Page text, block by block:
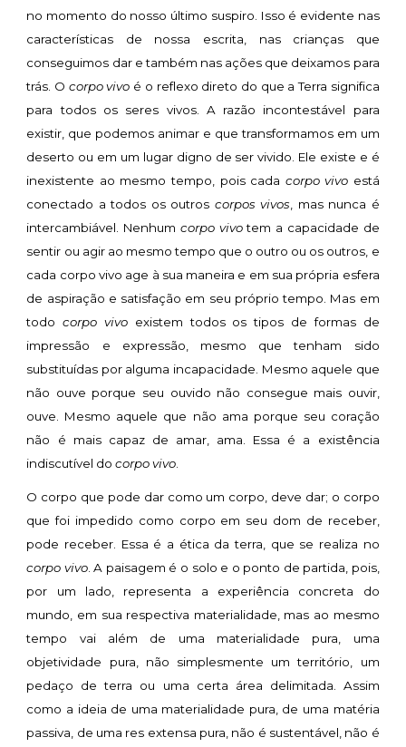
no momento do nosso último suspiro. Isso é evidente nas
características de nossa escrita, nas crianças que
conseguimos dar e também nas ações que deixamos para
trás. O corpo vivo é o reflexo direto do que a Terra significa
para todos os seres vivos. A razão incontestável para
existir, que podemos animar e que transformamos em um
deserto ou em um lugar digno de ser vivido. Ele existe e é
inexistente ao mesmo tempo, pois cada corpo vivo está
conectado a todos os outros corpos vivos , mas nunca é
intercambiável. Nenhum corpo vivotem a capacidade de
sentir ou agir ao mesmo tempo que o outro ou os outros, e
cada corpo vivo age à sua maneira e em sua própria esfera
de aspiração e satisfação em seu próprio tempo. Mas em
todocorpo vivo existem todos os tipos de formas de
impressão e expressão, mesmo que tenham sido
substituídas por alguma incapacidade. Mesmo aquele que
não ouve porque seu ouvido não consegue mais ouvir,
ouve. Mesmo aquele que não ama porque seu coração
não é mais capaz de amar, ama. Essa é a existência
indiscutível docorpo vivo
O corpo que pode dar como um corpo, deve dar; o corpo
que foi impedido como corpo em seu dom de receber,
pode receber. Essa é a ética da terra, que se realiza no
corpo vivo. A paisagem é o solo e o ponto de partida, pois,
por um lado, representa a experiência concreta do
mundo, em sua respectiva materialidade, mas ao mesmo
tempo vai além de uma materialidade pura, uma
objetividade pura, não simplesmente um território, um
pedaço de terra ou uma certa área delimitada. Assim
como a ideia de uma materialidade pura, de uma matéria
passiva, de uma res extensa pura, não é sustentável, não é